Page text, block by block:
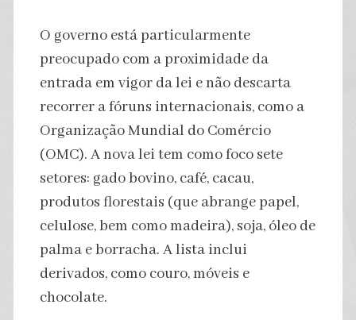
O governo está particularmente
preocupado com a proximidade da
entrada em vigor da lei e não descarta
recorrer a fóruns internacionais, como a
Organização Mundial do Comércio
(OMC). A nova lei tem como foco sete
setores: gado bovino, café, cacau,
produtos florestais (que abrange papel,
celulose, bem como madeira), soja, óleo de
palma e borracha. A lista inclui
derivados, como couro, móveis e
chocolate.